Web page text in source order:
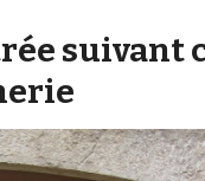
suivant